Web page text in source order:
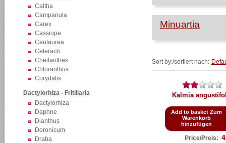
Caltha
Campanula
Carex
Cassiope
Centaurea
Ceterach
Cheilanthes
Chloranthus
Corydalis
Dactylorhiza - Fritillaria
Dactylorhiza
Daphne
Dianthus
Doronicum
Draba
Minuartia
Sort by:/sortiert nach:
Kalmia
Add to basket Zum
Warenkorb
hinzufügen
Price/Preis: